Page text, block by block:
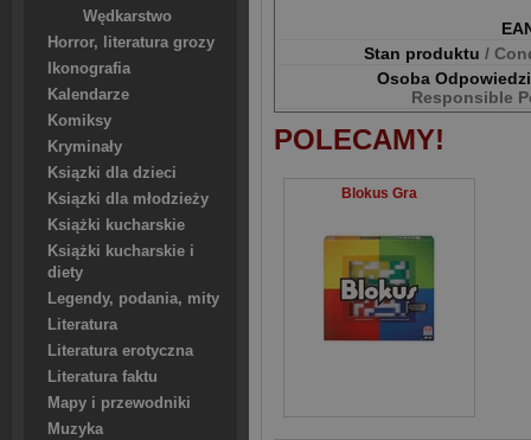
Wędkarstwo
Horror, literatura grozy
Ikonografia
Kalendarze
Komiksy
Kryminały
Ksiązki dla dzieci
Ksiązki dla młodzieży
Książki kucharskie
Książki kucharskie i
diety
Legendy, podania, mity
Literatura
Literatura erotyczna
Literatura faktu
Mapy i przewodniki
Muzyka
Stan produktu /
Osoba
Responsible
POLECAMY!
Blokus Gra